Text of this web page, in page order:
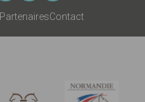
PartenairesContact